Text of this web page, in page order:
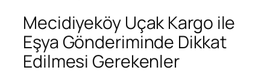
Mecidiyeköy Uçak Kargo ile
Eşya Gönderiminde Dikkat
Edilmesi Gerekenler